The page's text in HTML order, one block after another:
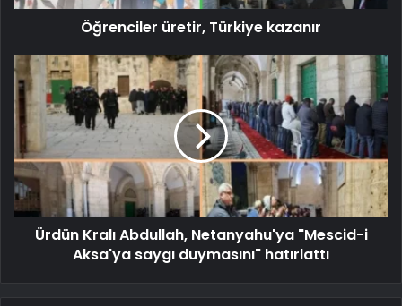
Öğrenciler üretir, Türkiye kazanır
Ürdün Kralı Abdullah, Netanyahu'ya "Mescid-i
Aksa'ya saygı duymasını" hatırlattı